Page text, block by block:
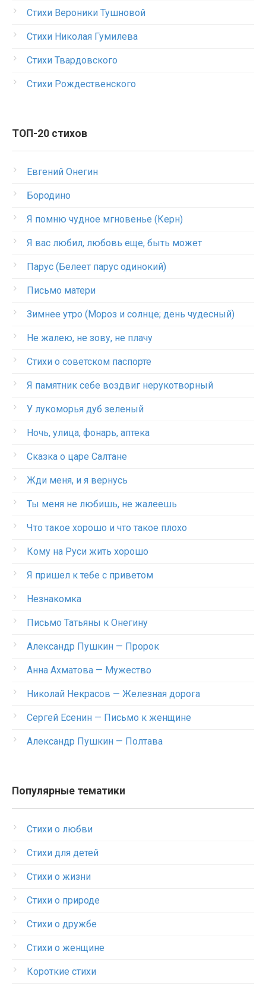
Стихи Вероники Тушновой
Стихи Николая Гумилева
Стихи Твардовского
Стихи Рождественского
ТОП-20 стихов
Евгений Онегин
Бородино
Я помню чудное мгновенье (Керн)
Я вас любил, любовь еще, быть может
Парус (Белеет парус одинокий)
Письмо матери
Зимнее утро (Мороз и солнце; день чудесный)
Не жалею, не зову, не плачу
Стихи о советском паспорте
Я памятник себе воздвиг нерукотворный
У лукоморья дуб зеленый
Ночь, улица, фонарь, аптека
Сказка о царе Салтане
Жди меня, и я вернусь
Ты меня не любишь, не жалеешь
Что такое хорошо и что такое плохо
Кому на Руси жить хорошо
Я пришел к тебе с приветом
Незнакомка
Письмо Татьяны к Онегину
Александр Пушкин — Пророк
Анна Ахматова — Мужество
Николай Некрасов — Железная дорога
Сергей Есенин — Письмо к женщине
Александр Пушкин — Полтава
Популярные тематики
Стихи о любви
Стихи для детей
Стихи о жизни
Стихи о природе
Стихи о дружбе
Стихи о женщине
Короткие стихи